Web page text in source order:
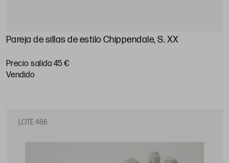
Pareja de sillas de estilo Chippendale, S. XX
Precio salida 45 €
vendido
LOTE 466